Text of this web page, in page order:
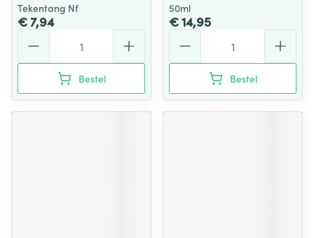
Tekentang Nf
€ 7,94
Bestel
50ml
€ 14,95
Bestel